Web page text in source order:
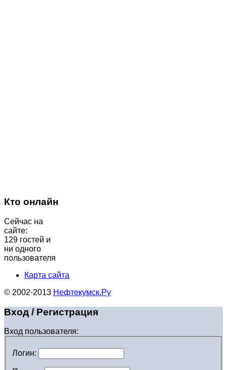
Кто онлайн
Сейчас на
сайте:
129 гостей и
ни одного
пользователя
Карта сайта
© 2002-2013 Нефтекумск.Ру
Вход / Регистрация
Вход пользователя:
Логин: